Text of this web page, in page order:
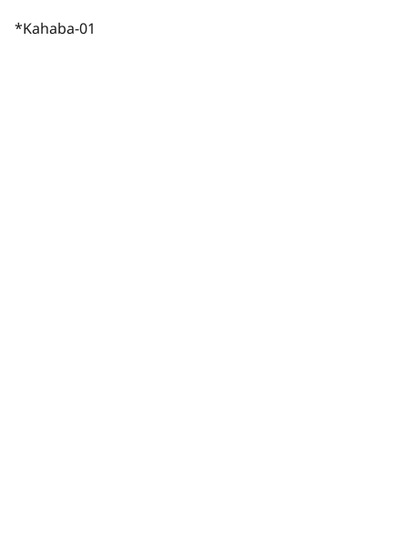
*Kahaba-01